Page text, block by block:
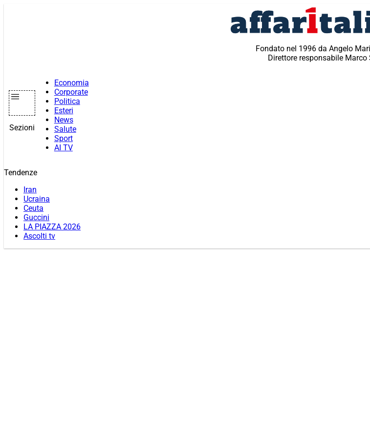
Fondato nel 1996 da Angelo
Direttore responsabile Marco
Sezioni
Economia
Corporate
Politica
Esteri
News
Salute
Sport
AI TV
Tendenze
Iran
Ucraina
Ceuta
Guccini
LA PIAZZA 2026
Ascolti tv